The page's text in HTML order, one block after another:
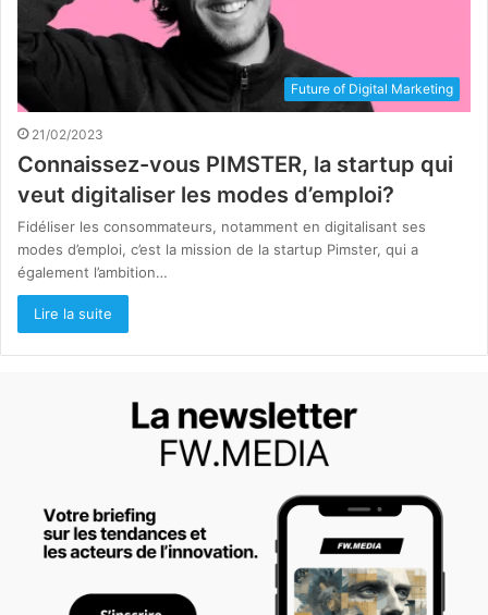
Future of Digital Marketing
21/02/2023
Connaissez-vous PIMSTER, la startup qui
veut digitaliser les modes d’emploi?
Fidéliser les consommateurs, notamment en digitalisant ses
modes d’emploi, c’est la mission de la startup Pimster, qui a
également l’ambition…
Lire la suite